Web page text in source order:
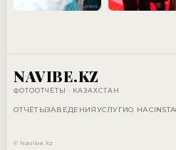
NAVIBE.KZ
ФОТООТЧЁТЫ · КАЗАХСТАН
ОТЧЁТЫЗАВЕДЕНИЯУСЛУГИО НАС
© Navibe.kz